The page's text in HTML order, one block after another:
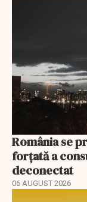
România se
forțată a
deconectat
06 AUGUST 2026